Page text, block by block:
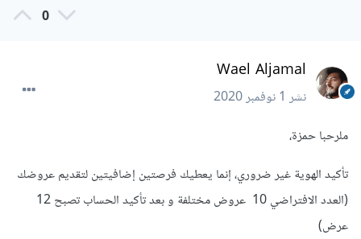
0
Wael Aljamal
نشر1 نوفمبر 2020
ملرحبا حمزة،
تأكيد الهوية غير ضروري، إنما يعطيك فرصتين إضافيتين لتقديم عروضك
(العدد الافتراضي 10 عروض مختلفة و بعد تأكيد الحساب تصبح 12
عرض)